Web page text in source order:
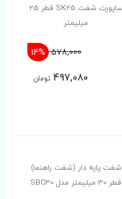
ساپورت شفت SK25 قطر 25
میلیمتر
578,000
14%
497,080 تومان
شفت پایه دار (شفت راهنما)
قطر 30 میلیمتر مدل SBC30